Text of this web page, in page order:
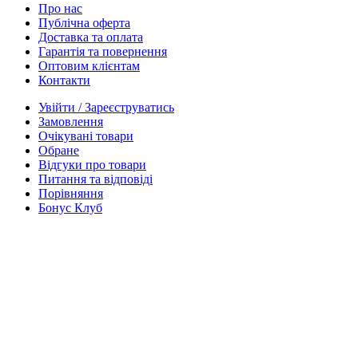
Про нас
Публічна оферта
Доставка та оплата
Гарантія та повернення
Оптовим клієнтам
Контакти
Увійти / Зареєструватись
Замовлення
Очікувані товари
Обране
Відгуки про товари
Питання та відповіді
Порівняння
Бонус Клуб